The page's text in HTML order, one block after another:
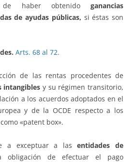
de haber obtenido ganancias
de ayudas públicas, si éstas son
Arts. 68 al 72.
de las rentas procedentes de
intangibles y su régimen transitorio,
a los acuerdos adoptados en el
y de la OCDE respecto a los
«patent box».
a exceptuar a lasentidades de
de efectuar el pago